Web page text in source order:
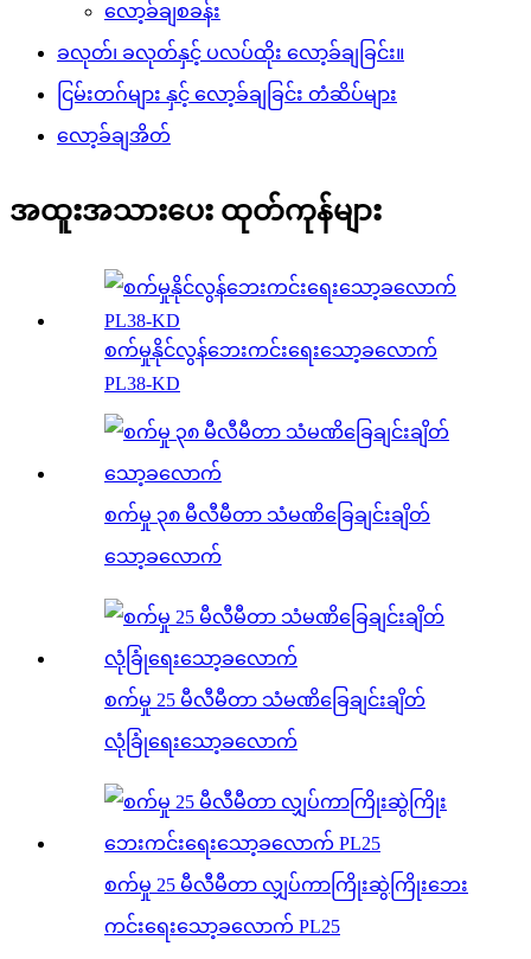
လော့ခ်ချစခန်း
ခလုတ်၊ ခလုတ်နှင့် ပလပ်ထိုး လော့ခ်ချခြင်း။
ငြမ်းတဂ်များ နှင့် လော့ခ်ချခြင်း တံဆိပ်များ
လော့ခ်ချအိတ်
အထူးအသားပေး ထုတ်ကုန်များ
စက်မှုနိုင်လွန်ဘေးကင်းရေးသော့ခလောက်
PL38-KD
စက်မှု ၃၈ မီလီမီတာ သံမဏိခြေချင်းချိတ်
သော့ခလောက်
စက်မှု 25 မီလီမီတာ သံမဏိခြေချင်းချိတ်
လုံခြုံရေးသော့ခလောက်
စက်မှု 25 မီလီမီတာ လျှပ်ကာကြိုးဆွဲကြိုးဘေး
ကင်းရေးသော့ခလောက် PL25